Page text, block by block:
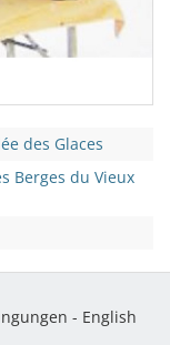
des Glaces
Berges du Vieux
- English